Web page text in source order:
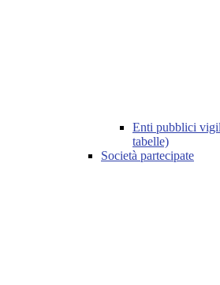
Enti pubblici
tabelle)
Società partecipate